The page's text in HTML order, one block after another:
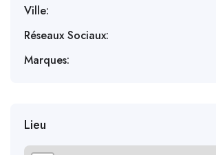
Ville:
Réseaux Sociaux:
Marques:
Lieu